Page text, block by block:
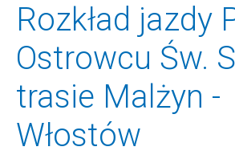
Rozkład jazdy
Ostrowcu Św.
trasie Malżyn -
Włostów